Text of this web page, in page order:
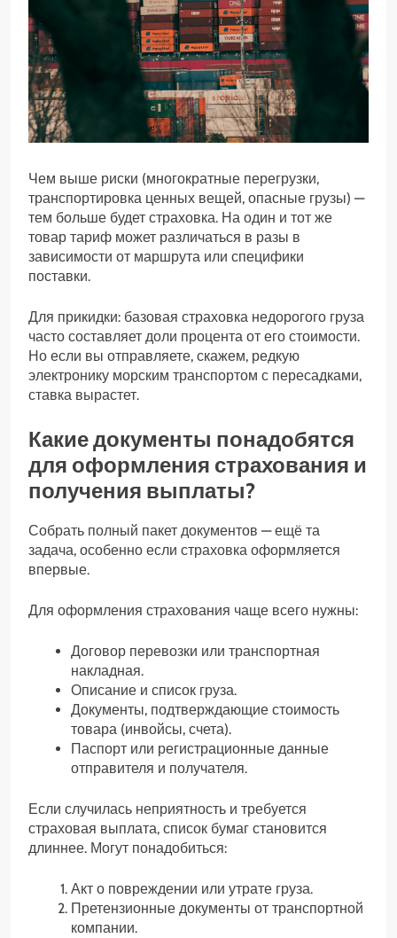
Чем выше риски (многократные перегрузки,
транспортировка ценных вещей, опасные грузы) —
тем больше будет страховка. На один и тот же
товар тариф может различаться в разы в
зависимости от маршрута или специфики
поставки.
Для прикидки: базовая страховка недорогого груза
часто составляет доли процента от его стоимости.
Но если вы отправляете, скажем, редкую
электронику морским транспортом с пересадками,
ставка вырастет.
Какие документы понадобятся
для оформления страхования и
получения выплаты?
Собрать полный пакет документов — ещё та
задача, особенно если страховка оформляется
впервые.
Для оформления страхования чаще всего нужны:
Договор перевозки или транспортная
накладная.
Описание и список груза.
Документы, подтверждающие стоимость
товара (инвойсы, счета).
Паспорт или регистрационные данные
отправителя и получателя.
Если случилась неприятность и требуется
страховая выплата, список бумаг становится
длиннее. Могут понадобиться:
Акт о повреждении или утрате груза.
Претензионные документы от транспортной
компании.